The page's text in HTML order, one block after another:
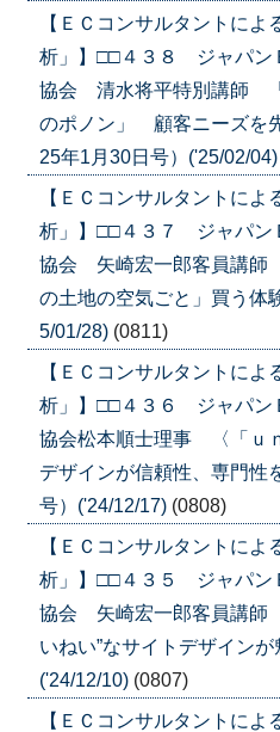
【ＥＣコンサルタントに
析」】□□４３８ ジャパン
協会 清水将平特別講師
のポノン」 顧客ニーズを
25年1月30日号）('25/02/04)
【ＥＣコンサルタントに
析」】□□４３７ ジャパン
協会 矢崎宏一郎客員講
の土地の空気ごと」買う体
5/01/28) (0811)
【ＥＣコンサルタントに
析」】□□４３６ ジャパン
協会松本順士理事 〈「ｕ
デザインが信頼性、専門性
号）('24/12/17) (0808)
【ＥＣコンサルタントに
析」】□□４３５ ジャパン
協会 矢崎宏一郎客員講師
いねい”なサイトデザイン
('24/12/10) (0807)
【ＥＣコンサルタントに